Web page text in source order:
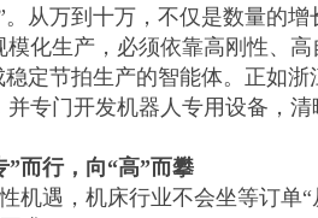
从万到十万，不仅是数量的
化生产，必须依靠高刚性、
定节拍生产的智能体。正如
专门开发机器人专用设备，
而行，向“高”而攀
机遇，机床行业不会坐等订单